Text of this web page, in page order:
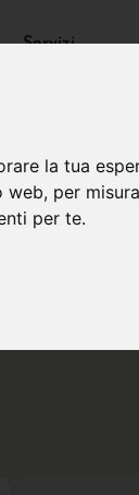
la tua
web, per
per te.
Servizi